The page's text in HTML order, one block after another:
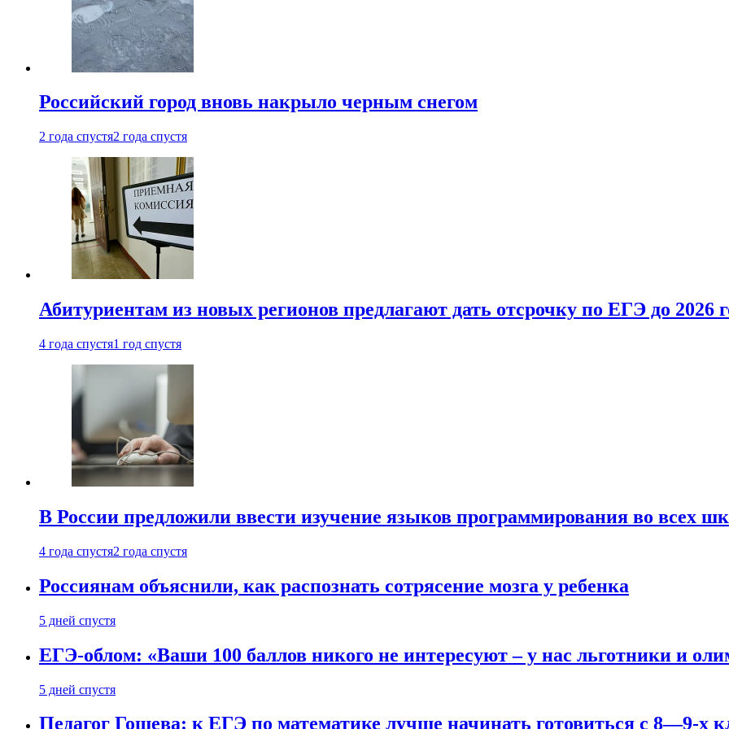
Российский город вновь накрыло черным снегом
2 года спустя2 года спустя
Абитуриентам из новых регионов предлагают дать отсрочку по ЕГЭ до 2026
4 года спустя1 год спустя
В России предложили ввести изучение языков программирования во всех
4 года спустя2 года спустя
Россиянам объяснили, как распознать сотрясение мозга у ребенка
5 дней спустя
ЕГЭ-облом: «Ваши 100 баллов никого не интересуют – у нас льготники и
5 дней спустя
Педагог Гошева: к ЕГЭ по математике лучше начинать готовиться с 8—9-х